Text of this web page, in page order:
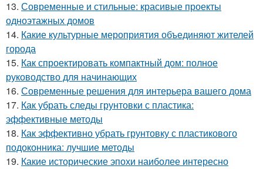
13. Современные и стильные: красивые проекты
одноэтажных домов
14. Какие культурные мероприятия объединяют жителей
города
15. Как спроектировать компактный дом: полное
руководство для начинающих
16. Современные решения для интерьера вашего дома
17. Как убрать следы грунтовки с пластика:
эффективные методы
18. Как эффективно убрать грунтовку с пластикового
подоконника: лучшие методы
19. Какие исторические эпохи наиболее интересно